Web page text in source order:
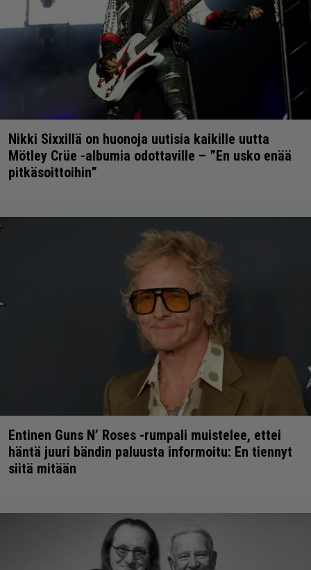
Nikki Sixxillä on huonoja uutisia kaikille uutta
Mötley Crüe -albumia odottaville – ”En usko enää
pitkäsoittoihin”
Entinen Guns N’ Roses -rumpali muistelee, ettei
häntä juuri bändin paluusta informoitu: En tiennyt
siitä mitään